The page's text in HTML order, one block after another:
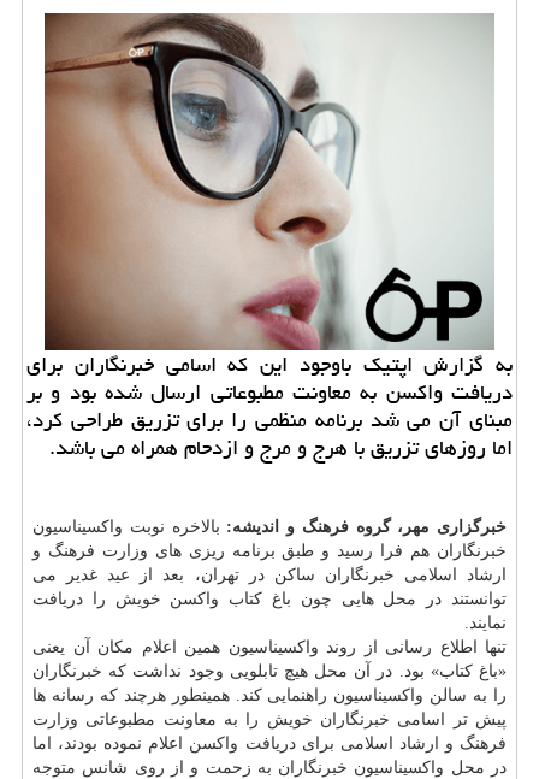
به گزارش اپتیک باوجود این که اسامی خبرنگاران برای
دریافت واکسن به معاونت مطبوعاتی ارسال شده بود و بر
مبنای آن می شد برنامه منظمی را برای تزریق طراحی کرد،
اما روزهای تزریق با هرج و مرج و ازدحام همراه می باشد.
خبرگزاری مهر، گروه فرهنگ و اندیشه: بالاخره نوبت واکسیناسیون
خبرنگاران هم فرا رسید و طبق برنامه ریزی های وزارت فرهنگ و
ارشاد اسلامی خبرنگاران ساکن در تهران، بعد از عید غدیر می
توانستند در محل هایی چون باغ کتاب واکسن خویش را دریافت
نمایند.
تنها اطلاع رسانی از روند واکسیناسیون همین اعلام مکان آن یعنی
«باغ کتاب» بود. در آن محل هیچ تابلویی وجود نداشت که خبرنگاران
را به سالن واکسیناسیون راهنمایی کند. همینطور هرچند که رسانه ها
پیش تر اسامی خبرنگاران خویش را به معاونت مطبوعاتی وزارت
فرهنگ و ارشاد اسلامی برای دریافت واکسن اعلام نموده بودند، اما
در محل واکسیناسیون خبرنگاران به زحمت و از روی شانس متوجه